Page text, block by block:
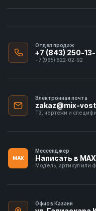
Отдел продаж
+7 (843) 250-
+7 (965) 622-02-92
Электронная почта
zakaz@mix-
ТЗ, чертежи и
MAX
Мессенджер
Написать в MAX
Модель, артикул или
Офис в Казани